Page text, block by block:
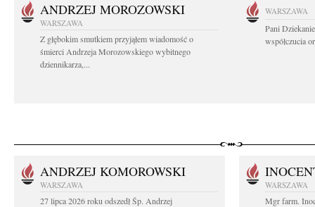
ANDRZEJ MOROZOWSKI
WARSZAWA
Z głębokim smutkiem przyjąłem wiadomość o
śmierci Andrzeja Morozowskiego wybitnego
dziennikarza,...
WARSZAWA
Pani
współczucia
ANDRZEJ KOMOROWSKI
WARSZAWA
27 lipca 2026 roku odszedł Śp. Andrzej
WARSZAWA
Mgr farm.